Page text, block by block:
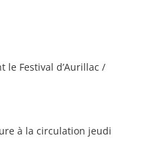
le Festival d’Aurillac /
à la circulation jeudi